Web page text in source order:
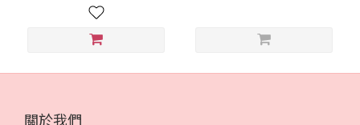
關於我們